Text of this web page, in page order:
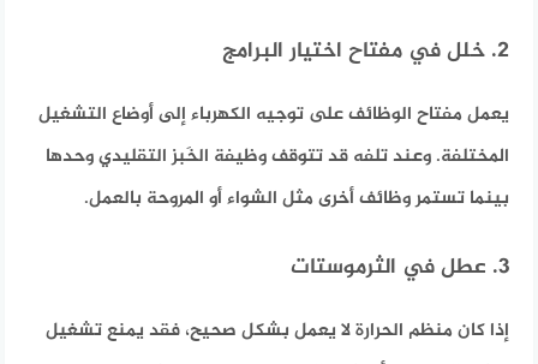
2. خلل في مفتاح اختيار البرامج
يعمل مفتاح الوظائف على توجيه الكهرباء إلى أوضاع التشغيل
المختلفة. وعند تلفه قد تتوقف وظيفة الخَبز التقليدي وحدها
بينما تستمر وظائف أخرى مثل الشواء أو المروحة بالعمل.
3. عطل في الثرموستات
إذا كان منظم الحرارة لا يعمل بشكل صحيح، فقد يمنع تشغيل